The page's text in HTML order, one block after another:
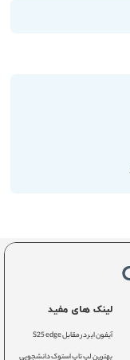
لینک های مفید
آیفون ایر در مقابل S25 edge
بهترین لپ تاپ استوک دانشجویی